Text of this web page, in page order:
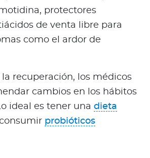
protectores
de venta libre para
como el ardor de
la recuperación, los médicos
cambios en los hábitos
ideal es tener una dieta
probióticos